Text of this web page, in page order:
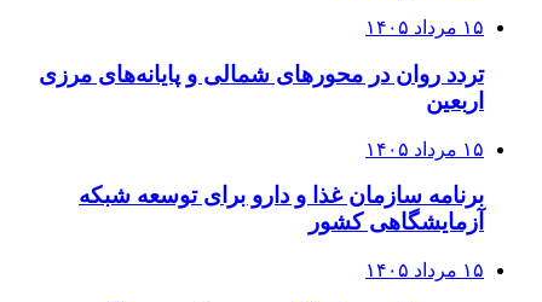
۱۵ مرداد ۱۴۰۵
تردد روان در محورهای شمالی و پایانه‌های مرزی
اربعین
۱۵ مرداد ۱۴۰۵
برنامه سازمان غذا و دارو برای توسعه شبکه
آزمایشگاهی کشور
۱۵ مرداد ۱۴۰۵